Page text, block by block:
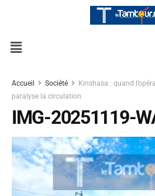
Accueil Société
Kinshasa : quand
paralyse la circulation
IMG-20251119-